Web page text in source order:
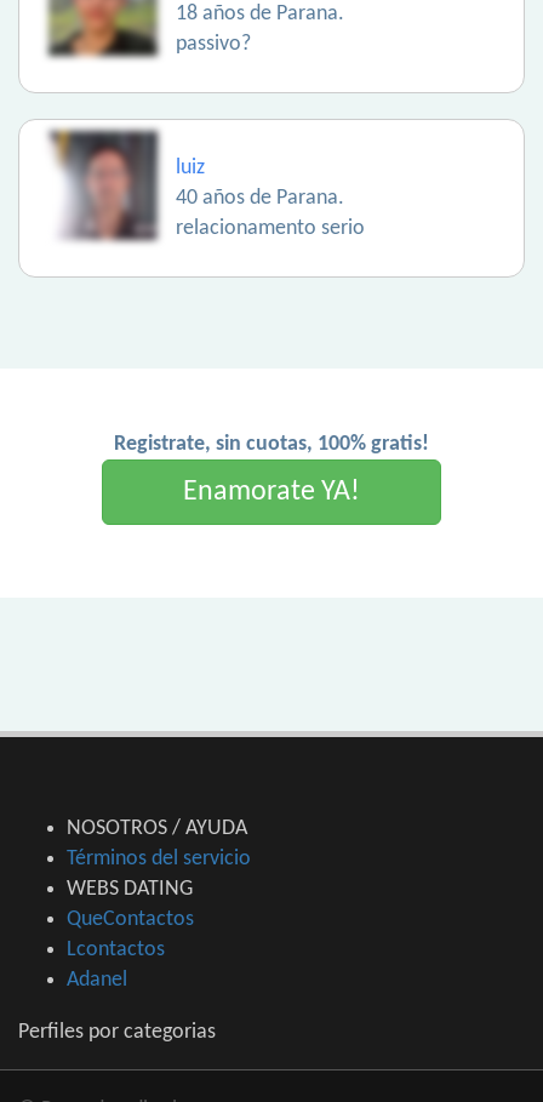
18 años de Parana.
passivo?
luiz
40 años de Parana.
relacionamento serio
Registrate, sin cuotas, 100% gratis!
Enamorate YA!
NOSOTROS / AYUDA
Términos del servicio
WEBS DATING
QueContactos
Lcontactos
Adanel
Perfiles por categorias